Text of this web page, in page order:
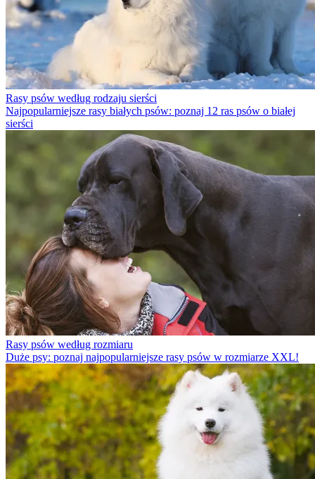
Rasy psów według rodzaju sierści
Najpopularniejsze rasy białych psów: poznaj 12 ras psów o białej
sierści
Rasy psów według rozmiaru
Duże psy: poznaj najpopularniejsze rasy psów w rozmiarze XXL!